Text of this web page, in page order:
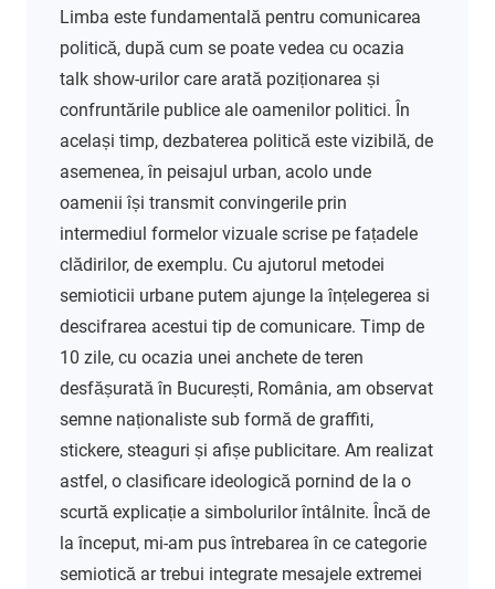
Limba este fundamentală pentru comunicarea
politică, după cum se poate vedea cu ocazia
talk show-urilor care arată poziționarea și
confruntările publice ale oamenilor politici. În
același timp, dezbaterea politică este vizibilă, de
asemenea, în peisajul urban, acolo unde
oamenii își transmit convingerile prin
intermediul formelor vizuale scrise pe fațadele
clădirilor, de exemplu. Cu ajutorul metodei
semioticii urbane putem ajunge la înțelegerea si
descifrarea acestui tip de comunicare. Timp de
10 zile, cu ocazia unei anchete de teren
desfășurată în București, România, am observat
semne naționaliste sub formă de graffiti,
stickere, steaguri și afișe publicitare. Am realizat
astfel, o clasificare ideologică pornind de la o
scurtă explicație a simbolurilor întâlnite. Încă de
la început, mi-am pus întrebarea în ce categorie
semiotică ar trebui integrate mesajele extremei